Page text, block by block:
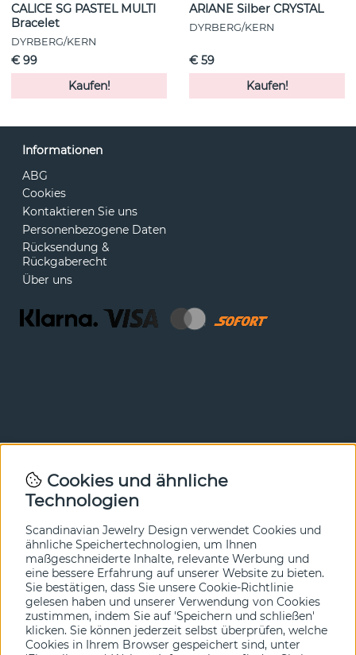
CALICE SG PASTEL MULTI
Bracelet
DYRBERG/KERN
€ 99
Kaufen!
ARIANE Silber CRYSTAL
DYRBERG/KERN
€ 59
Kaufen!
Informationen
ABG
Cookies
Kontaktieren Sie uns
Personenbezogene Daten
Rücksendung &
Rückgaberecht
Über uns
Newsletter
In unserem Newsletter erfahren Sie vor allen anderen
hier an.
Ja bitte!
Cookies und ähnliche
Technologien
Scandinavian Jewelry Design verwendet Cookies und
ähnliche Speichertechnologien, um Ihnen
maßgeschneiderte Inhalte, relevante Werbung und
eine bessere Erfahrung auf unserer Website zu bieten.
Sie bestätigen, dass Sie unsere Cookie-Richtlinie
gelesen haben und unserer Verwendung von Cookies
zustimmen, indem Sie auf 'Speichern und schließen'
klicken. Sie können jederzeit selbst überprüfen, welche
Cookies in Ihrem Browser gespeichert sind, unter